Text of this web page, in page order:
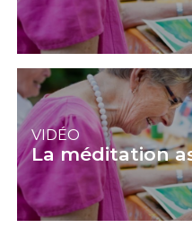
VIDÉO
La méditation